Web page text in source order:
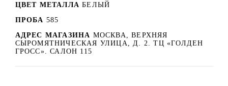
ЦВЕТ МЕТАЛЛА БЕЛЫЙ
ПРОБА 585
АДРЕС МАГАЗИНА МОСКВА, ВЕРХНЯЯ
СЫРОМЯТНИЧЕСКАЯ УЛИЦА, Д. 2. ТЦ «ГОЛДЕН
ГРОСС». САЛОН 115